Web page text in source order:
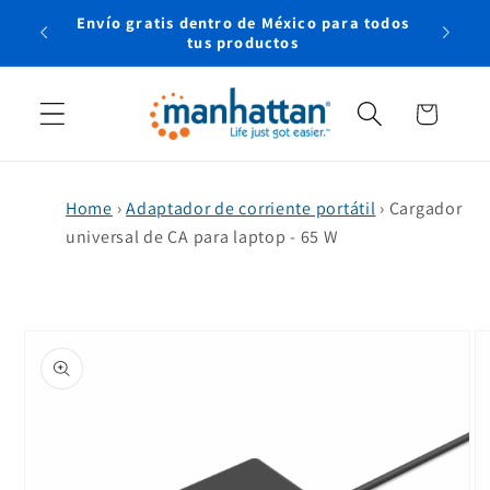
directamente
Envío gratis dentro de México para todos
tus productos
Carrito
Home ›Adaptador de corriente portátil › Cargador
universal de CA para laptop - 65 W
a la
información